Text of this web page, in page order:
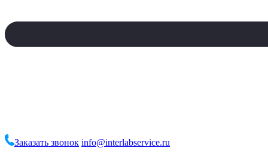
Заказать звонок info@interlabservice.ru